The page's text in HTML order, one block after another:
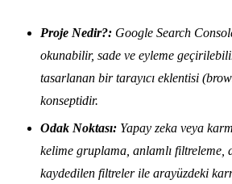
Proje Nedir?: Google Search
okunabilir, sade ve eyleme
tasarlanan bir tarayıcı eklentisi
konseptidir.
Odak Noktası: Yapay zeka veya
kelime gruplama, anlamlı filtreleme,
kaydedilen filtreler ile arayüzdeki